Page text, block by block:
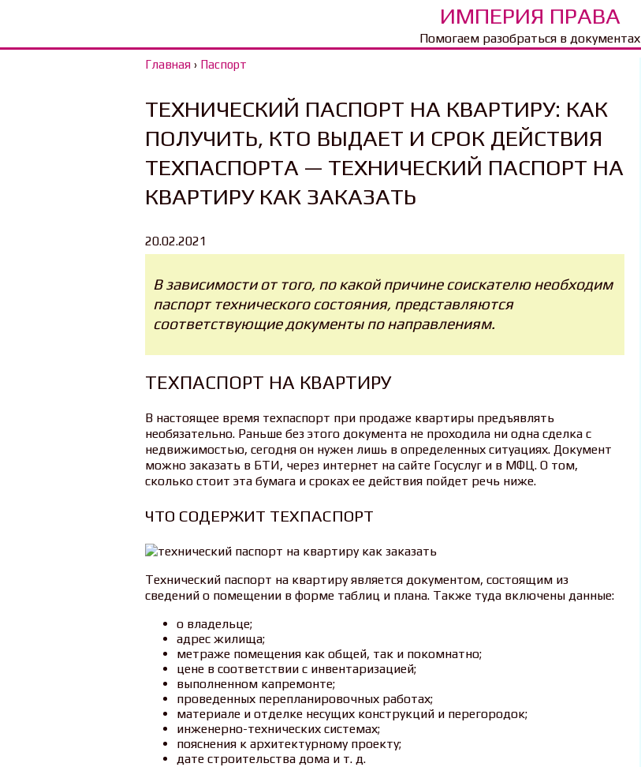
ИМПЕРИЯ ПРАВА
Помогаем разобраться в документах
Главная› Паспорт
ТЕХНИЧЕСКИЙ ПАСПОРТ НА КВАРТИРУ: КАК
ПОЛУЧИТЬ, КТО ВЫДАЕТ И СРОК ДЕЙСТВИЯ
ТЕХПАСПОРТА — ТЕХНИЧЕСКИЙ ПАСПОРТ НА
КВАРТИРУ КАК ЗАКАЗАТЬ
20.02.2021
В зависимости от того, по какой причине соискателю необходим
паспорт технического состояния, представляются
соответствующие документы по направлениям.
ТЕХПАСПОРТ НА КВАРТИРУ
В настоящее время техпаспорт при продаже квартиры предъявлять
необязательно. Раньше без этого документа не проходила ни одна сделка с
недвижимостью, сегодня он нужен лишь в определенных ситуациях. Документ
можно заказать в БТИ, через интернет на сайте Госуслуг и в МФЦ. О том,
сколько стоит эта бумага и сроках ее действия пойдет речь ниже.
ЧТО СОДЕРЖИТ ТЕХПАСПОРТ
Технический паспорт на квартиру является документом, состоящим из
сведений о помещении в форме таблиц и плана. Также туда включены данные:
о владельце;
адрес жилища;
метраже помещения как общей, так и покомнатно;
цене в соответствии с инвентаризацией;
выполненном капремонте;
проведенных перепланировочных работах;
материале и отделке несущих конструкций и перегородок;
инженерно-технических системах;
пояснения к архитектурному проекту;
дате строительства дома и т. д.